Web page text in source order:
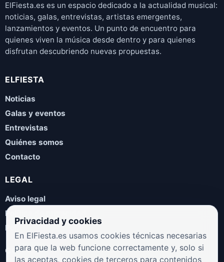
ElFiesta.es es un espacio dedicado a la actualidad musical:
noticias, galas, entrevistas, artistas emergentes,
lanzamientos y eventos. Un punto de encuentro para
quienes viven la música desde dentro y para quienes
disfrutan descubriendo nuevas propuestas.
ELFIESTA
Noticias
Galas y eventos
Entrevistas
Quiénes somos
Contacto
LEGAL
Aviso legal
Política de privacidad
Política de cookies
COLABORA
Privacidad y cookies
En ElFiesta.es usamos cookies técnicas necesarias
para que la web funcione correctamente y, solo si
las aceptas, cookies de terceros para contenidos